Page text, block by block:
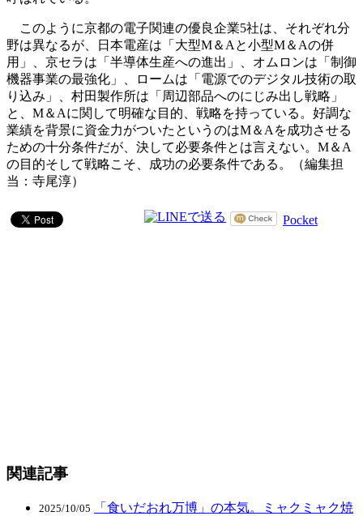
このように京都の電子関連の優良企業5社は、それぞれ分
野は異なるが、日本電産は「大型M＆Aと小型M＆Aの併
用」、京セラは「半導体生産への進出」、オムロンは「制御
機器事業の最強化」、ロームは「電源でのデジタル技術の取
り込み」、村田製作所は「周辺部品へのにじみ出し戦略」
と、M＆Aに関して明確な目的、戦略を持っている。好調な
業績を背景に資金力がついたというのはM＆Aを成功させる
ための十分条件だが、決して必要条件とは言えない。M＆A
の目的そして戦略こそ、成功の必要条件である。（編集担
当：寺尾淳）
Pocket
関連記事
2025/10/05
「食いだおれ万博」の本気。ミャクミャク焼